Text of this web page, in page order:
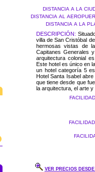
DISTANCIA A LA
DISTANCIA AL
DISTANCIA A LA
DESCRIPCIÓN:
villa de San Cristóbal
hermosas vistas de
Capitanes Generales
arquitectura colonial
Este hotel es único en
un hotel categoría 5
Hotel Santa Isabel
que tiene desde que
la arquitectura, el arte
VER PRECIOS